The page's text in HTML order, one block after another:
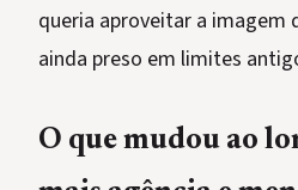
queria aproveitar a imagem
ainda preso em limites
O que mudou ao